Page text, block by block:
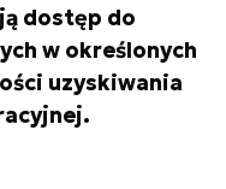
dostęp do
w określonych
uzyskiwania